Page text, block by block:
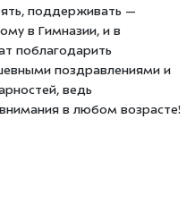
поддерживать —
в Гимназии, и в
поблагодарить
поздравлениями и
ведь
в любом возрасте!